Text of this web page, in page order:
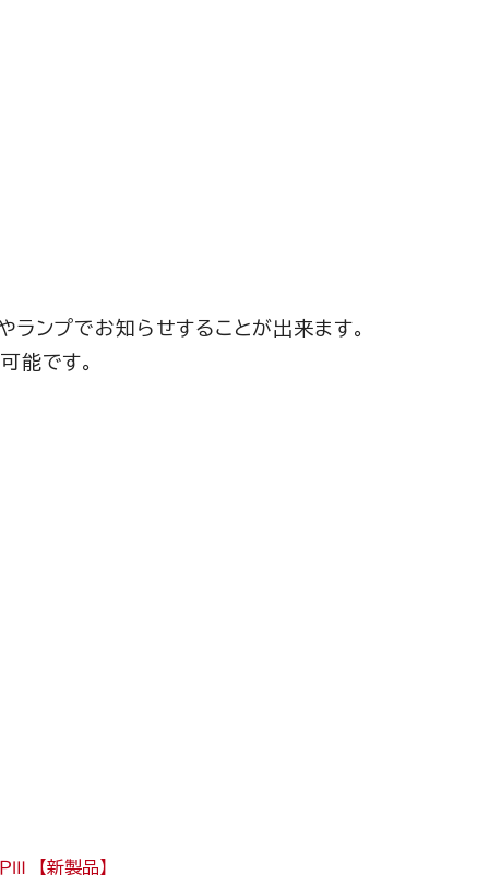
ランプでお知らせすることが出来ます。
能です。
Ⅲ 【新製品】